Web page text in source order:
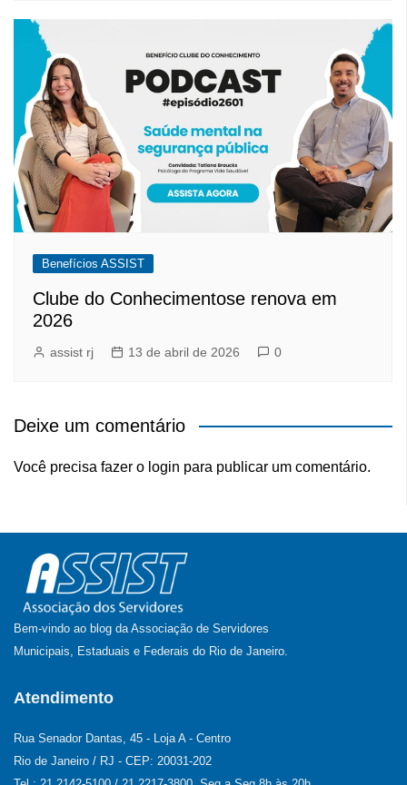
Benefícios ASSIST
Clube do Conhecimentose renova em
2026
assist rj 13 de abril de 2026 0
Deixe um comentário
Você precisa fazer o login para publicar um comentário.
Bem-vindo ao blog da Associação de Servidores
Municipais, Estaduais e Federais do Rio de Janeiro.
Atendimento
Rua Senador Dantas, 45 - Loja A - Centro
Rio de Janeiro / RJ - CEP: 20031-202